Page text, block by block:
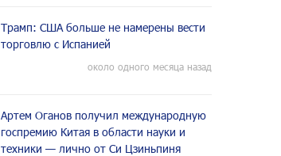
Трамп: США больше не намерены вести
торговлю с Испанией
около одного месяца назад
Артем Оганов получил международную
госпремию Китая в области науки и
техники — лично от Си Цзиньпиня